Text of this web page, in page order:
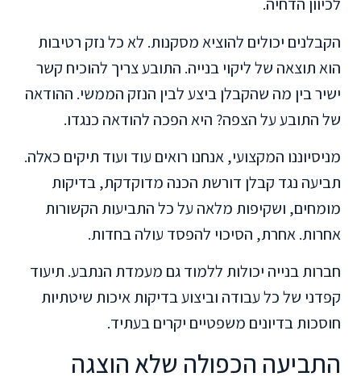
לכיוון הדחיה.
הקבלנים יכולים להוציא מסקנות. לא כל נזק רטיבות
הוא תוצאה של ליקוי בנייה. התובע צריך להוכיח קשר
ישיר בין מה שהקבלן ביצע לבין הנזק הממשי. ההודאה
של התובע על הצפה? היא הפכה להודאה כנגדו.
מניסיוננו המקצועי, אנחנו רואים עוד ועוד תיקים כאלה.
תביעה נגד קבלן דורשת הכנה מדוקדקת, בדיקות
מומחים, ושקיפות מלאה על כל התביעות הקשורות
אחרות. אחרת, הסיכוי להפסד עולה בחדות.
חברות בנייה יכולות ללמוד גם מעמדת הנתבע. תיעוד
קפדני של כל עבודה וביצוע בדיקות איכות שיטתיות
חוסכות בדיונים משפטיים יקרים בעתיד.
התביעה הכפולה שלא הוצגה